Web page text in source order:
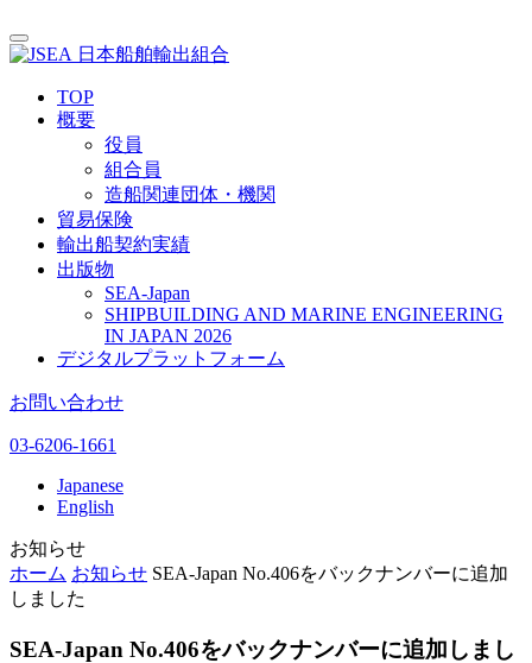
日本船舶輸出組合
TOP
概要
役員
組合員
造船関連団体・機関
貿易保険
輸出船契約実績
出版物
SEA-Japan
SHIPBUILDING AND MARINE ENGINEERING
IN JAPAN 2026
デジタルプラットフォーム
お問い合わせ
03-6206-1661
Japanese
English
お知らせ
ホーム お知らせ SEA-Japan No.406をバックナンバーに追加
しました
SEA-Japan No.406をバックナンバーに追加しまし